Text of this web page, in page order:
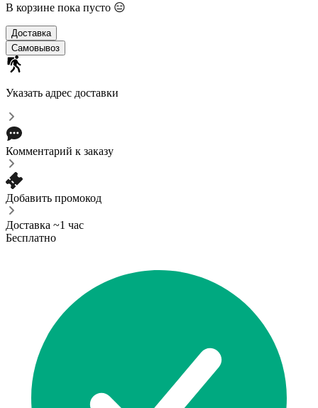
В корзине пока пусто 😑
Доставка
Самовывоз
Указать адрес доставки
Комментарий к заказу
Добавить промокод
Доставка ~1 час
Бесплатно